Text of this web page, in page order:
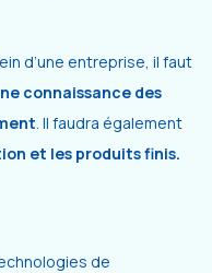
d’une entreprise, il faut
connaissance des
. Il faudra également
et les produits finis.
de